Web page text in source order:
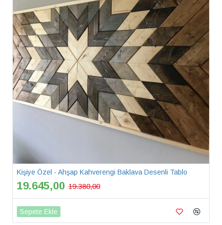
Kişiye Özel - Ahşap Kahverengi Baklava Desenli Tablo
19.645,00 19.380,00
Sepete Ekle